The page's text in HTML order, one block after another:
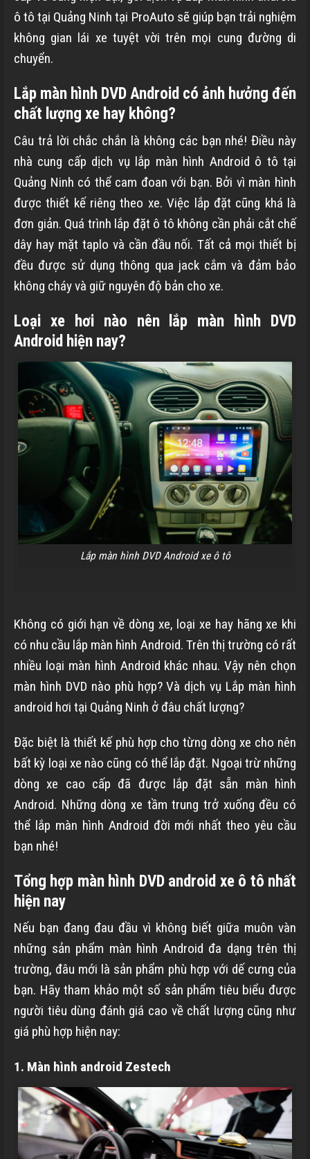
ô tô tại Quảng Ninh tại ProAuto sẽ giúp bạn trải nghiệm
không gian lái xe tuyệt vời trên mọi cung đường di
chuyển.
Lắp màn hình DVD Android có ảnh hưởng đến
chất lượng xe hay không?
Câu trả lời chắc chắn là không các bạn nhé! Điều này
nhà cung cấp dịch vụ lắp màn hình Android ô tô tại
Quảng Ninh có thể cam đoan với bạn. Bởi vì màn hình
được thiết kế riêng theo xe. Việc lắp đặt cũng khá là
đơn giản. Quá trình lắp đặt ô tô không cần phải cắt chế
dây hay mặt taplo và cần đầu nối. Tất cả mọi thiết bị
đều được sử dụng thông qua jack cắm và đảm bảo
không cháy và giữ nguyên độ bản cho xe.
Loại xe hơi nào nên lắp màn hình DVD
Android hiện nay?
Lắp màn hình DVD Android xe ô tô
Không có giới hạn về dòng xe, loại xe hay hãng xe khi
có nhu cầu lắp màn hình Android. Trên thị trường có rất
nhiều loại màn hình Android khác nhau. Vậy nên chọn
màn hình DVD nào phù hợp? Và dịch vụ Lắp màn hình
android hơi tại Quảng Ninh ở đâu chất lượng?
Đặc biệt là thiết kế phù hợp cho từng dòng xe cho nên
bất kỳ loại xe nào cũng có thể lắp đặt. Ngoại trừ những
dòng xe cao cấp đã được lắp đặt sẵn màn hình
Android. Những dòng xe tầm trung trở xuống đều có
thể lắp màn hình Android đời mới nhất theo yêu cầu
bạn nhé!
Tổng hợp màn hình DVD android xe ô tô nhất
hiện nay
Nếu bạn đang đau đầu vì không biết giữa muôn vàn
những sản phẩm màn hình Android đa dạng trên thị
trường, đâu mới là sản phẩm phù hợp với dế cưng của
bạn. Hãy tham khảo một số sản phẩm tiêu biểu được
người tiêu dùng đánh giá cao về chất lượng cũng như
giá phù hợp hiện nay:
1. Màn hình android Zestech